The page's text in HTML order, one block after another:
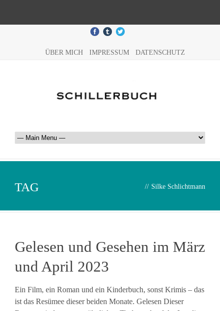
ÜBER MICH IMPRESSUM DATENSCHUTZ
TAG // Silke Schlichtmann
Gelesen und Gesehen im März
und April 2023
Ein Film, ein Roman und ein Kinderbuch, sonst Krimis – das
ist das Resümee dieser beiden Monate. Gelesen Dieser